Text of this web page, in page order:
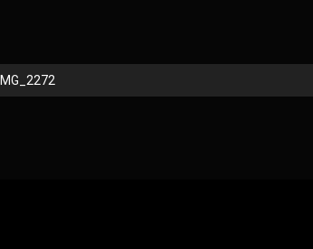
IMG_2272